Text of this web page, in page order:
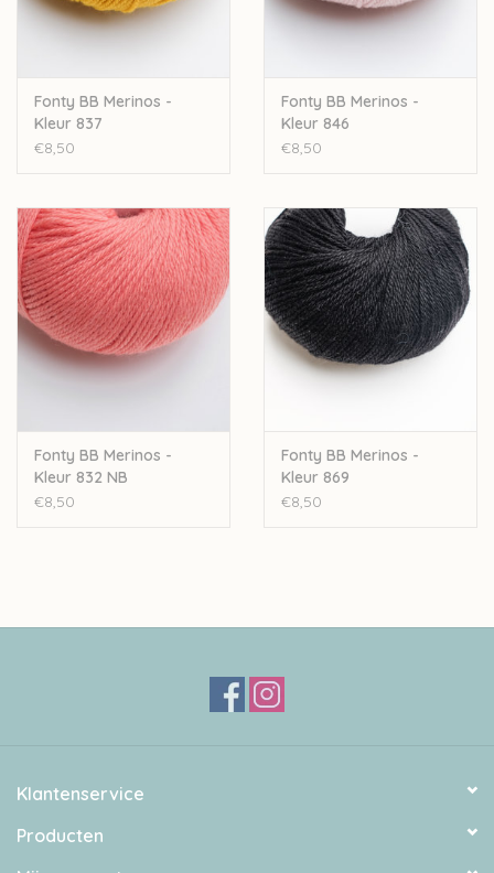
Nld: 2,5-3mm
Stekenverhouding 10-10cm: 30steken-39rijen
Fonty BB Merinos -
Kleur 837
€8,50
Fonty BB Merinos -
Kleur 846
€8,50
Fonty BB Merinos -
Kleur 832 NB
€8,50
Fonty BB Merinos -
Kleur 869
€8,50
Klantenservice
Producten